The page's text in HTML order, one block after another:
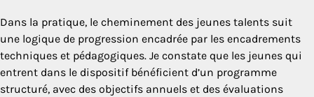
Dans la pratique, le cheminement des jeunes talents suit
une logique de progression encadrée par les encadrements
techniques et pédagogiques. Je constate que les jeunes qui
entrent dans le dispositif bénéficient d’un programme
structuré, avec des objectifs annuels et des évaluations